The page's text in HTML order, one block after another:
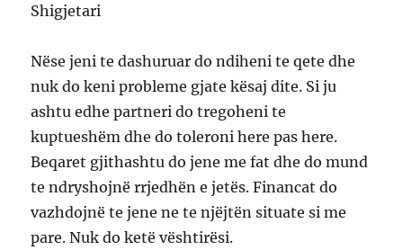
Shigjetari
Nëse jeni te dashuruar do ndiheni te qete dhe
nuk do keni probleme gjate kësaj dite. Si ju
ashtu edhe partneri do tregoheni te
kuptueshëm dhe do toleroni here pas here.
Beqaret gjithashtu do jene me fat dhe do mund
te ndryshojnë rrjedhën e jetës. Financat do
vazhdojnë te jene ne te njëjtën situate si me
pare. Nuk do ketë vështirësi.